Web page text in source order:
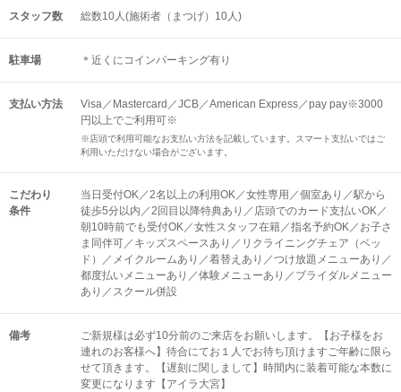
スタッフ数 総数10人(施術者（まつげ）10人)
駐車場 ＊近くにコインパーキング有り
支払い方法
Visa／Mastercard／JCB／American Express／pay pay※3000
円以上でご利用可※
※店頭で利用可能なお支払い方法を記載しています。スマート支払いではご
利用いただけない場合がございます。
こだわり
条件
当日受付OK／2名以上の利用OK／女性専用／個室あり／駅から
徒歩5分以内／2回目以降特典あり／店頭でのカード支払いOK／
朝10時前でも受付OK／女性スタッフ在籍／指名予約OK／お子さ
ま同伴可／キッズスペースあり／リクライニングチェア（ベッ
ド）／メイクルームあり／着替えあり／つけ放題メニューあり／
都度払いメニューあり／体験メニューあり／ブライダルメニュー
あり／スクール併設
備考
ご新規様は必ず10分前のご来店をお願いします。【お子様をお
連れのお客様へ】待合にてお１人でお待ち頂けますご年齢に限ら
せて頂きます。【遅刻に関しまして】時間内に装着可能な本数に
変更になります【アイラ大宮】